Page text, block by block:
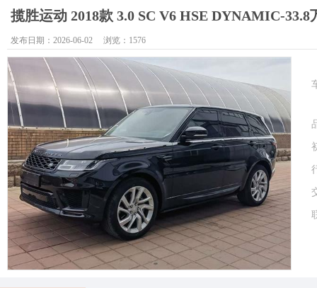
揽胜运动 2018款 3.0 SC V6 HSE DYNAMIC-33.8
发布日期：2026-06-02 浏览：1576